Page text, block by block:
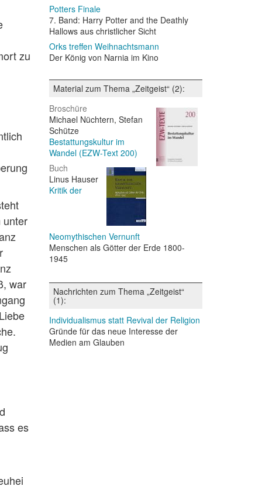
zu
unter
war
es
Potters Finale
7. Band: Harry Potter and the Deathly
Hallows aus christlicher Sicht
Orks treffen Weihnachtsmann
Der König von Narnia im Kino
Material zum Thema „Zeitgeist“ (2):
Broschüre
Michael Nüchtern, Stefan
Schütze
Bestattungskultur im
Wandel (EZW-Text 200)
Buch
Linus Hauser
Kritik der
Neomythischen Vernunft
Menschen als Götter der Erde 1800-
1945
Nachrichten zum Thema „Zeitgeist“
(1):
Individualismus statt Revival der Religion
Gründe für das neue Interesse der
Medien am Glauben